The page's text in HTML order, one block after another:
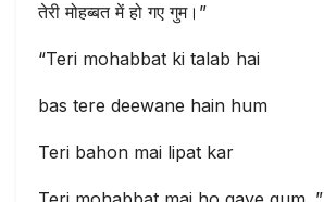
तेरी मोहब्बत में हो गए गुम।”
“Teri mohabbat ki talab hai
bas tere deewane hain hum
Teri bahon mai lipat kar